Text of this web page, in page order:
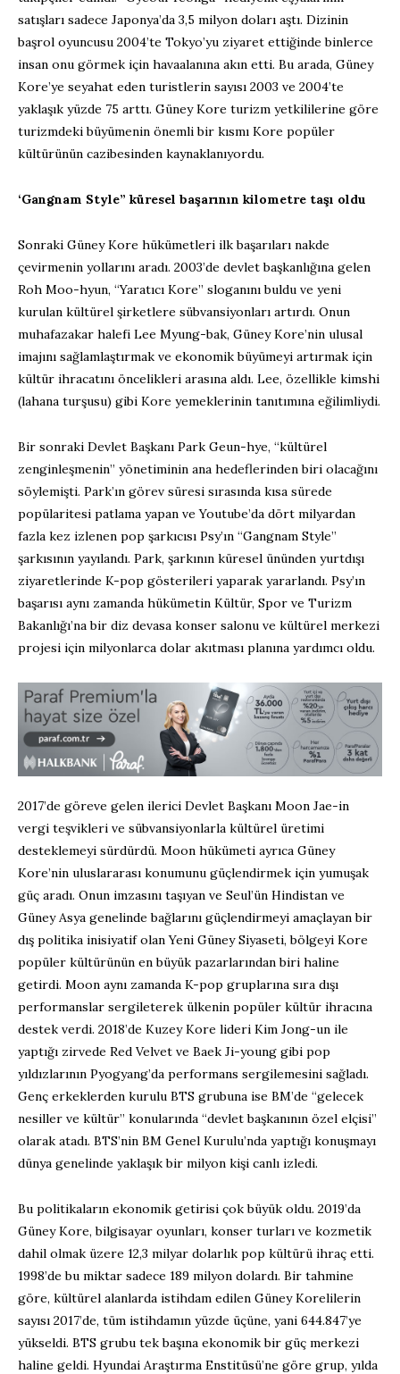
satışları sadece Japonya’da 3,5 milyon doları aştı. Dizinin
başrol oyuncusu 2004’te Tokyo’yu ziyaret ettiğinde binlerce
insan onu görmek için havaalanına akın etti. Bu arada, Güney
Kore’ye seyahat eden turistlerin sayısı 2003 ve 2004’te
yaklaşık yüzde 75 arttı. Güney Kore turizm yetkililerine göre
turizmdeki büyümenin önemli bir kısmı Kore popüler
kültürünün cazibesinden kaynaklanıyordu.
‘Gangnam Style” küresel başarının kilometre taşı oldu
Sonraki Güney Kore hükümetleri ilk başarıları nakde
çevirmenin yollarını aradı. 2003’de devlet başkanlığına gelen
Roh Moo-hyun, “Yaratıcı Kore” sloganını buldu ve yeni
kurulan kültürel şirketlere sübvansiyonları artırdı. Onun
muhafazakar halefi Lee Myung-bak, Güney Kore’nin ulusal
imajını sağlamlaştırmak ve ekonomik büyümeyi artırmak için
kültür ihracatını öncelikleri arasına aldı. Lee, özellikle kimshi
(lahana turşusu) gibi Kore yemeklerinin tanıtımına eğilimliydi.
Bir sonraki Devlet Başkanı Park Geun-hye, “kültürel
zenginleşmenin” yönetiminin ana hedeflerinden biri olacağını
söylemişti. Park’ın görev süresi sırasında kısa sürede
popülaritesi patlama yapan ve Youtube’da dört milyardan
fazla kez izlenen pop şarkıcısı Psy’ın “Gangnam Style”
şarkısının yayılandı. Park, şarkının küresel ününden yurtdışı
ziyaretlerinde K-pop gösterileri yaparak yararlandı. Psy’ın
başarısı aynı zamanda hükümetin Kültür, Spor ve Turizm
Bakanlığı’na bir diz devasa konser salonu ve kültürel merkezi
projesi için milyonlarca dolar akıtması planına yardımcı oldu.
2017’de göreve gelen ilerici Devlet Başkanı Moon Jae-in
vergi teşvikleri ve sübvansiyonlarla kültürel üretimi
desteklemeyi sürdürdü. Moon hükümeti ayrıca Güney
Kore’nin uluslararası konumunu güçlendirmek için yumuşak
güç aradı. Onun imzasını taşıyan ve Seul’ün Hindistan ve
Güney Asya genelinde bağlarını güçlendirmeyi amaçlayan bir
dış politika inisiyatif olan Yeni Güney Siyaseti, bölgeyi Kore
popüler kültürünün en büyük pazarlarından biri haline
getirdi. Moon aynı zamanda K-pop gruplarına sıra dışı
performanslar sergileterek ülkenin popüler kültür ihracına
destek verdi. 2018’de Kuzey Kore lideri Kim Jong-un ile
yaptığı zirvede Red Velvet ve Baek Ji-young gibi pop
yıldızlarının Pyogyang’da performans sergilemesini sağladı.
Genç erkeklerden kurulu BTS grubuna ise BM’de “gelecek
nesiller ve kültür” konularında “devlet başkanının özel elçisi”
olarak atadı. BTS’nin BM Genel Kurulu’nda yaptığı konuşmayı
dünya genelinde yaklaşık bir milyon kişi canlı izledi.
Bu politikaların ekonomik getirisi çok büyük oldu. 2019’da
Güney Kore, bilgisayar oyunları, konser turları ve kozmetik
dahil olmak üzere 12,3 milyar dolarlık pop kültürü ihraç etti.
1998’de bu miktar sadece 189 milyon dolardı. Bir tahmine
göre, kültürel alanlarda istihdam edilen Güney Korelilerin
sayısı 2017’de, tüm istihdamın yüzde üçüne, yani 644.847’ye
yükseldi. BTS grubu tek başına ekonomik bir güç merkezi
haline geldi. Hyundai Araştırma Enstitüsü’ne göre grup, yılda